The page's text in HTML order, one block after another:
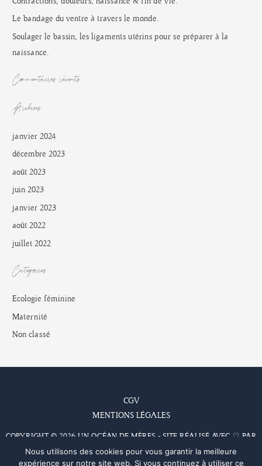
r
:
Le bandage du ventre à travers le monde.
Soulager le bassin, les ligaments utérins pour se préparer à la
naissance.
Commentaires récents
Archives
janvier 2024
décembre 2023
août 2023
juin 2023
janvier 2023
août 2022
juillet 2022
Catégories
Ecologie féminine
Maternité
Non classé
CGV
MENTIONS LÉGALES
COPYRIGHT © 2026 UN OCÉAN DE MÈRES - SITE RÉALISÉ AVEC ♡ PAR
PAULINEB'COM
Nous utilisons des cookies pour vous garantir la meilleure
expérience sur notre site web. Si vous continuez à utiliser ce